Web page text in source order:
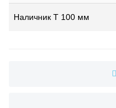
Наличник Т 100 мм